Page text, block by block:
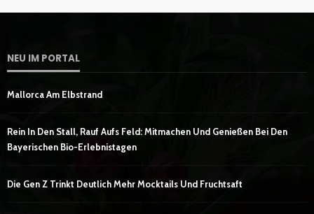
NEU IM PORTAL
Mallorca Am Elbstrand
Rein In Den Stall, Rauf Aufs Feld: Mitmachen Und Genießen Bei Den
Bayerischen Bio-Erlebnistagen
Die Gen Z Trinkt Deutlich Mehr Mocktails Und Fruchtsaft